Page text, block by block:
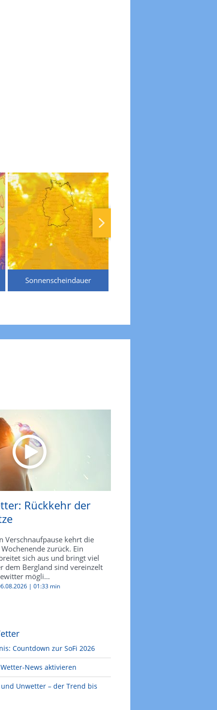
Sonnenscheindauer
Rückkehr der
Verschnaufpause kehrt die
zurück. Ein
sich aus und bringt viel
dem Bergland sind vereinzelt
mögli...
| 01:33 min
Countdown zur SoFi 2026
News aktivieren
und Unwetter – der Trend bis